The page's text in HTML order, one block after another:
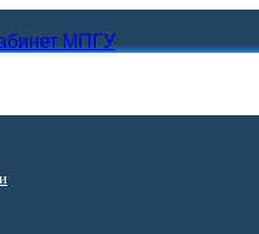
МПГУ